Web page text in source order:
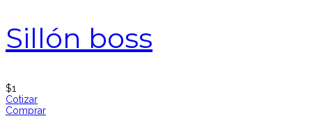
Sillón boss
$1
Cotizar
Comprar